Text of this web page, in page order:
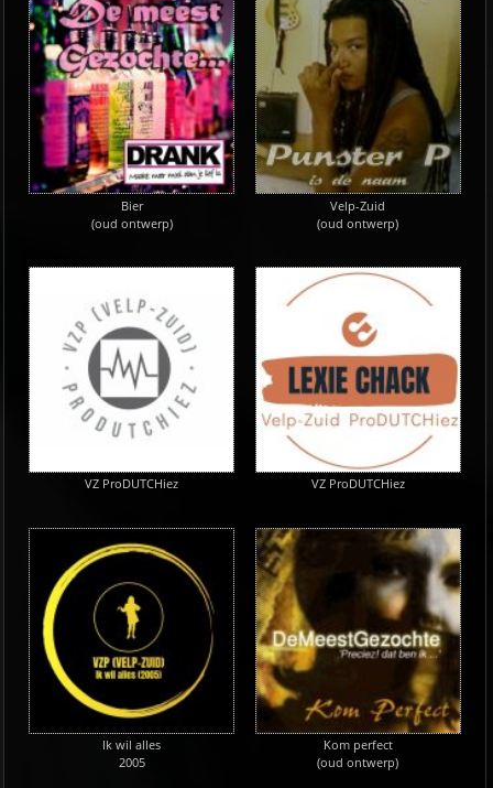
Bier
(oud ontwerp)
Velp-Zuid
(oud ontwerp)
VZ ProDUTCHiez VZ ProDUTCHiez
Ik wil alles
2005
Kom perfect
(oud ontwerp)